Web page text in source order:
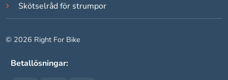
Skötselråd för strumpor
© 2026 Right For Bike
Betallösningar:
beteende när du
surfar ökar du
personligt
innehåll och
erbjudanden.